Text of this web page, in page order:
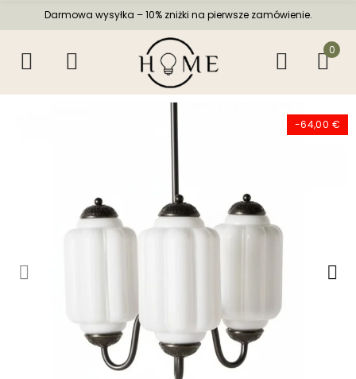
Darmowa wysyłka – 10% zniżki na pierwsze zamówienie.
0
-64,00 €